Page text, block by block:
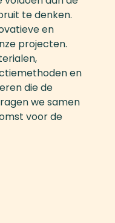
te denken.
en
projecten.
en
die de
we samen
voor de